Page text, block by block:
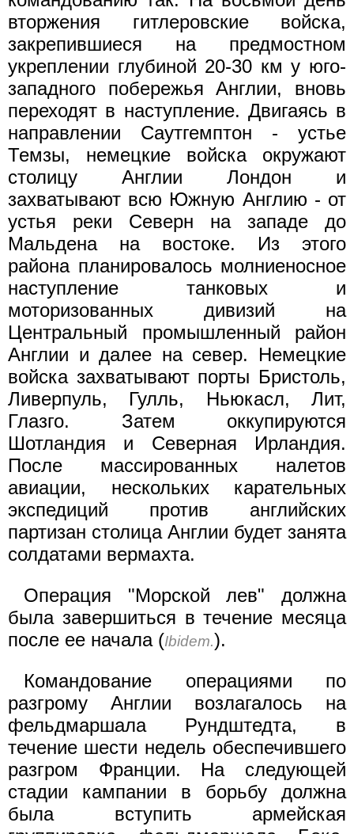
вторжения гитлеровские войска,
закрепившиеся на предмостном
укреплении глубиной 20-30 км у юго-
западного побережья Англии, вновь
переходят в наступление. Двигаясь в
направлении Саутгемптон - устье
Темзы, немецкие войска окружают
столицу Англии Лондон и
захватывают всю Южную Англию - от
устья реки Северн на западе до
Мальдена на востоке. Из этого
района планировалось молниеносное
наступление танковых и
моторизованных дивизий на
Центральный промышленный район
Англии и далее на север. Немецкие
войска захватывают порты Бристоль,
Ливерпуль, Гулль, Ньюкасл, Лит,
Глазго. Затем оккупируются
Шотландия и Северная Ирландия.
После массированных налетов
авиации, нескольких карательных
экспедиций против английских
партизан столица Англии будет занята
солдатами вермахта.
Операция "Морской лев" должна
была завершиться в течение месяца
после ее начала (Ibidem.).
Командование операциями по
разгрому Англии возлагалось на
фельдмаршала Рундштедта, в
течение шести недель обеспечившего
разгром Франции. На следующей
стадии кампании в борьбу должна
была вступить армейская